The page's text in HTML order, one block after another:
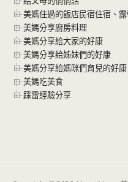
美媽住過的飯店民宿住宿、
美媽分享廚房料理
美媽分享給大家的好康
美媽分享給姊妹們的好康
美媽分享給媽咪們育兒的好康
美媽吃美食
踩雷經驗分享